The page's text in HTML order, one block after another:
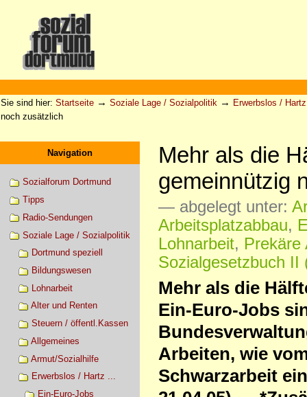
Werkzeuge
Sie sind hier: Startseite → Soziale Lage / Sozialpolitik → Erwerbslos /
noch zusätzlich
Navigation
Sozialforum Dortmund
Tipps
Radio-Sendungen
Soziale Lage / Sozialpolitik
Dortmund speziell
Bildungswesen
Lohnarbeit
Alter und Renten
Steuern / öffentl.Kassen
Allgemeines
Armut/Sozialhilfe
Erwerbslos / Hartz ...
Ein-Euro-Jobs
Mehr als die
gemeinnützig
— abgelegt unter:
Arbeitsplatzabbau,
Lohnarbeit, Prekäre
Sozialgesetzbuch II
Mehr als die
Ein-Euro-Jobs
Arbeiten, wie
Schwarzarbeit